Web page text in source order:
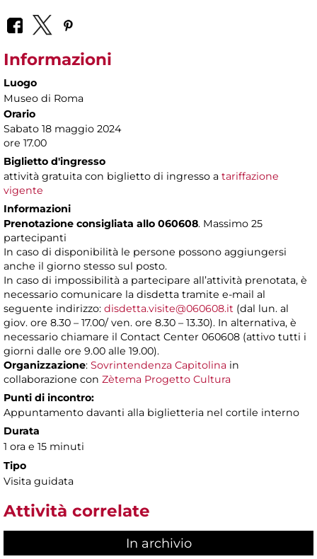
Informazioni
Luogo
Museo di Roma
Orario
Sabato 18 maggio 2024
ore 17.00
Biglietto d'ingresso
attività gratuita con biglietto di ingresso a tariffazione
vigente
Informazioni
Prenotazione consigliata allo 060608. Massimo 25
partecipanti
In caso di disponibilità le persone possono aggiungersi
anche il giorno stesso sul posto.
In caso di impossibilità a partecipare all’attività prenotata, è
necessario comunicare la disdetta tramite e-mail al
seguente indirizzo: disdetta.visite@060608.it (dal lun. al
giov. ore 8.30 – 17.00/ ven. ore 8.30 – 13.30). In alternativa, è
necessario chiamare il Contact Center 060608 (attivo tutti i
giorni dalle ore 9.00 alle 19.00).
Organizzazione: Sovrintendenza Capitolina in
collaborazione con Zètema Progetto Cultura
Punti di incontro:
Appuntamento davanti alla biglietteria nel cortile interno
Durata
1 ora e 15 minuti
Tipo
Visita guidata
Attività correlate
In archivio